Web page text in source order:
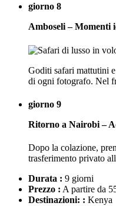
giorno 8
Amboseli – Momenti
Goditi safari mattutini
di ogni fotografo. Nel
giorno 9
Ritorno a Nairobi –
Dopo la colazione,
trasferimento privato
Durata : 9 giorni
Prezzo : A partire da
Destinazioni: : Kenya